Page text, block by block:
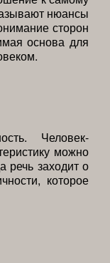
нюансы
сторон
основа для
Человек-
можно
речь заходит о
которое